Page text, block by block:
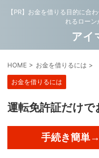
【PR】お金を借りる目的に合
れるローン
アイ
HOME > お金を借りるには >
お金を借りるには
運転免許証だけ
手続き簡単→